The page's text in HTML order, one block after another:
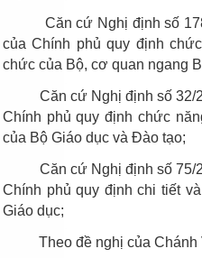
Căn cứ Nghị định số 178/
của Chính phủ quy định
chức của Bộ, cơ quan ngang
Căn cứ Nghị định số 32/
Chính phủ quy định chức
của Bộ Giáo dục và Đào tạo;
Căn cứ Nghị định số 75/
Chính phủ quy định chi tiết
Giáo dục;
Theo đề nghị của Chánh